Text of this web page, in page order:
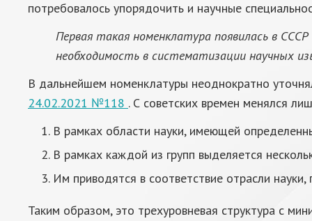
потребовалось упорядочить и научные
Первая такая номенклатура появилась в
необходимость в систематизации научных
В дальнейшем номенклатуры неоднократно
24.02.2021 №118 . С советских времен менялся
В рамках области науки, имеющей
В рамках каждой из групп выделяется
Им приводятся в соответствие отрасли
Таким образом, это трехуровневая структура с